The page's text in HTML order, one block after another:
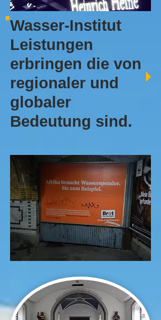
Wasser-Institut
Leistungen
erbringen die von
regionaler und
globaler
Bedeutung sind.